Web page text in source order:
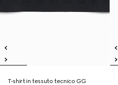
T-shirt in tessuto tecnico GG